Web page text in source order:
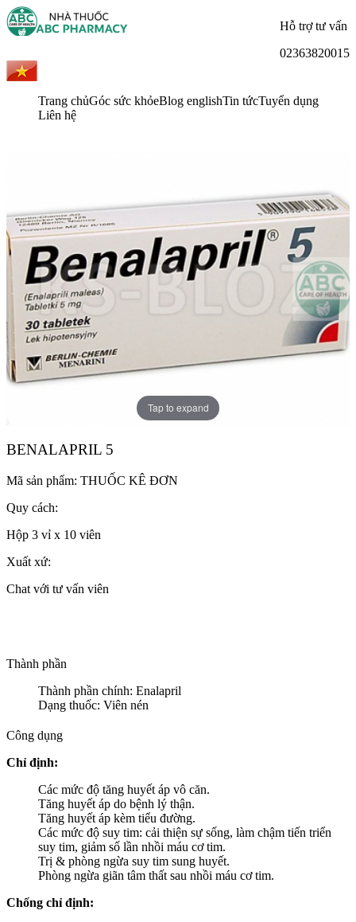
Hỗ trợ tư vấn
02363820015
Trang chủGóc sức khỏeBlog englishTin tứcTuyển dụng
Liên hệ
Tap to expand
BENALAPRIL 5
Mã sản phẩm: THUỐC KÊ ĐƠN
Quy cách:
Hộp 3 vỉ x 10 viên
Xuất xứ:
Chat với tư vấn viên
Thành phần
Thành phần chính: Enalapril
Dạng thuốc: Viên nén
Công dụng
Chỉ định:
Các mức độ tăng huyết áp vô căn.
Tăng huyết áp do bệnh lý thận.
Tăng huyết áp kèm tiểu đường.
Các mức độ suy tim: cải thiện sự sống, làm chậm tiến triển
suy tim, giảm số lần nhồi máu cơ tim.
Trị & phòng ngừa suy tim sung huyết.
Phòng ngừa giãn tâm thất sau nhồi máu cơ tim.
Chống chỉ định: